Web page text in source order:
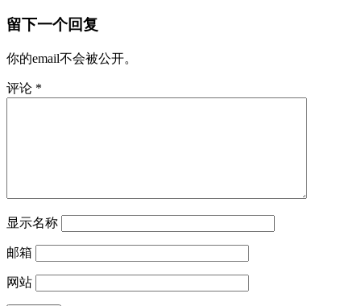
留下一个回复
你的email不会被公开。
评论 *
显示名称
邮箱
网站